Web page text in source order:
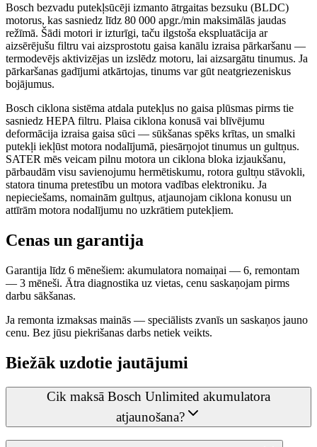
Bosch bezvadu putekļsūcēji izmanto ātrgaitas bezsuku (BLDC)
motorus, kas sasniedz līdz 80 000 apgr./min maksimālās jaudas
režīmā. Šādi motori ir izturīgi, taču ilgstoša ekspluatācija ar
aizsērējušu filtru vai aizsprostotu gaisa kanālu izraisa pārkaršanu —
termodevējs aktivizējas un izslēdz motoru, lai aizsargātu tinumus. Ja
pārkaršanas gadījumi atkārtojas, tinums var gūt neatgriezeniskus
bojājumus.
Bosch ciklona sistēma atdala putekļus no gaisa plūsmas pirms tie
sasniedz HEPA filtru. Plaisa ciklona konusā vai blīvējumu
deformācija izraisa gaisa sūci — sūkšanas spēks krītas, un smalki
putekļi iekļūst motora nodalījumā, piesārņojot tinumus un gultņus.
SATER mēs veicam pilnu motora un ciklona bloka izjaukšanu,
pārbaudām visu savienojumu hermētiskumu, rotora gultņu stāvokli,
statora tinuma pretestību un motora vadības elektroniku. Ja
nepieciešams, nomainām gultņus, atjaunojam ciklona konusu un
attīrām motora nodalījumu no uzkrātiem putekļiem.
Cenas un garantija
Garantija līdz 6 mēnešiem: akumulatora nomaiņai — 6, remontam
— 3 mēneši. Ātra diagnostika uz vietas, cenu saskaņojam pirms
darbu sākšanas.
Ja remonta izmaksas mainās — speciālists zvanīs un saskaņos jauno
cenu. Bez jūsu piekrišanas darbs netiek veikts.
Biežāk uzdotie jautājumi
Cik maksā Bosch Unlimited akumulatora
atjaunošana?